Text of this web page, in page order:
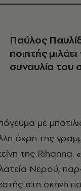
Παύλος
ποιητής
συναυλία του
με
άκρη της
της
Νερού,
στη σκηνή